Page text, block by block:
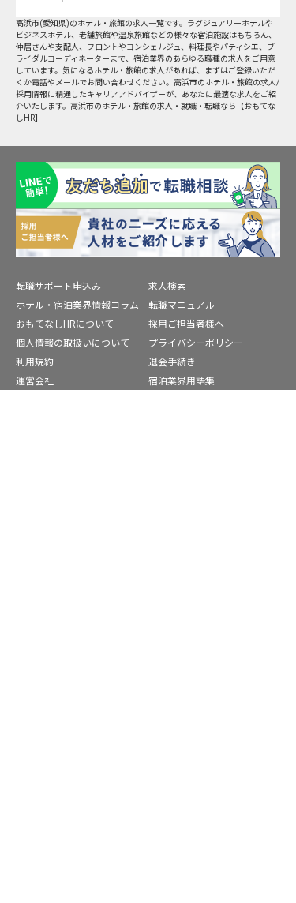
高浜市(愛知県)のホテル・旅館の求人一覧です。ラグジュアリーホテルや
ビジネスホテル、老舗旅館や温泉旅館などの様々な宿泊施設はもちろん、
仲居さんや支配人、フロントやコンシェルジュ、料理長やパティシエ、ブ
ライダルコーディネーターまで、宿泊業界のあらゆる職種の求人をご用意
しています。気になるホテル・旅館の求人があれば、まずはご登録いただ
くか電話やメールでお問い合わせください。高浜市のホテル・旅館の求人/
採用情報に精通したキャリアアドバイザーが、あなたに最適な求人をご紹
介いたします。高浜市のホテル・旅館の求人・就職・転職なら【おもてな
しHR】
転職サポート申込み
求人検索
ホテル・宿泊業界情報コラム
転職マニュアル
おもてなしHRについて
採用ご担当者様へ
個人情報の取扱いについて
プライバシーポリシー
利用規約
退会手続き
運営会社
宿泊業界用語集